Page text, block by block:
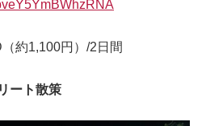
約1,100円）/2日間
ート散策